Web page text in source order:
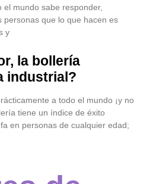
mundo sabe responder,
personas que lo que hacen es
y
la bollería
industrial?
a todo el mundo ¡y no
tiene un índice de éxito
en personas de cualquier edad;